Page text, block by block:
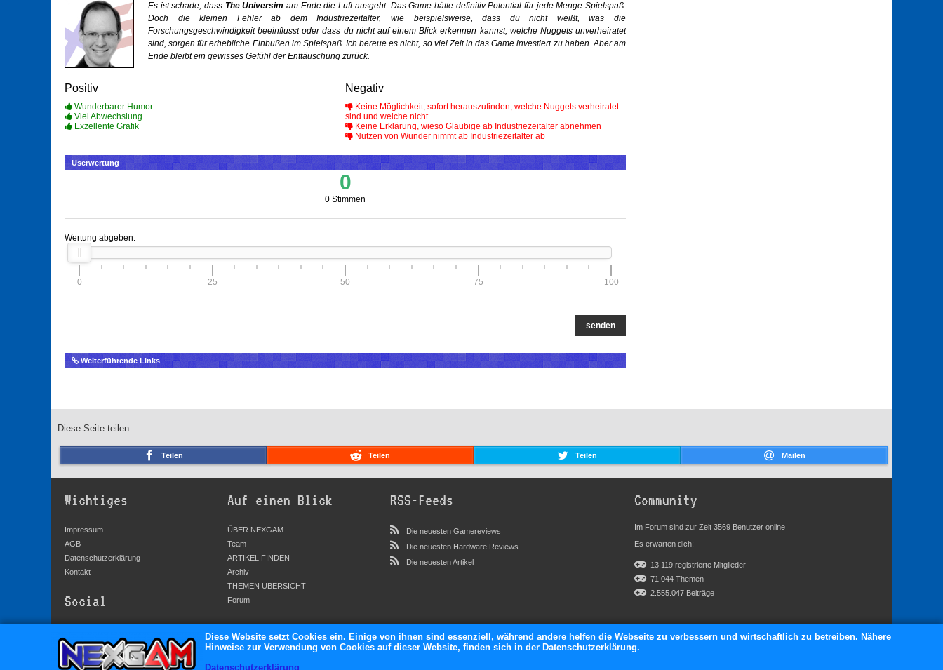
Es ist schade, dass The Universim am Ende die Luft ausgeht. Das Game hätte definitiv Potential für jede Menge Spielspaß.
Doch die kleinen Fehler ab dem Industriezeitalter, wie beispielsweise, dass du nicht weißt, was die
Forschungsgeschwindigkeit beeinflusst oder dass du nicht auf einem Blick erkennen kannst, welche Nuggets unverheiratet
sind, sorgen für erhebliche Einbußen im Spielspaß. Ich bereue es nicht, so viel Zeit in das Game investiert zu haben. Aber am
Ende bleibt ein gewisses Gefühl der Enttäuschung zurück.
Positiv
Wunderbarer Humor
Viel Abwechslung
Exzellente Grafik
Negativ
Keine Möglichkeit, sofort herauszufinden, welche Nuggets verheiratet
sind und welche nicht
Keine Erklärung, wieso Gläubige ab Industriezeitalter abnehmen
Nutzen von Wunder nimmt ab Industriezeitalter ab
Userwertung
0
0 Stimmen
Wertung abgeben:
0 25 50 75 100
senden
Weiterführende Links
Diese Seite teilen:
Teilen Teilen Teilen Mailen
Wichtiges
Impressum
AGB
Datenschutzerklärung
Kontakt
Social
Facebook
Twitter
Auf einen Blick
ÜBER NEXGAM
Team
ARTIKEL FINDEN
Archiv
THEMEN ÜBERSICHT
Forum
RSS-Feeds
Die neuesten Gamereviews
Die neuesten Hardware Reviews
Die neuesten Artikel
Community
Im Forum sind zur Zeit 3569 Benutzer online
Es erwarten dich:
13.119 registrierte Mitglieder
71.044 Themen
2.555.047 Beiträge
Diese Website setzt Cookies ein. Einige von ihnen sind essenziell, während andere helfen die Webseite zu verbessern und wirtschaftlich zu betreiben. Nähere
Hinweise zur Verwendung von Cookies auf dieser Website, finden sich in der Datenschutzerklärung.
Datenschutzerklärung